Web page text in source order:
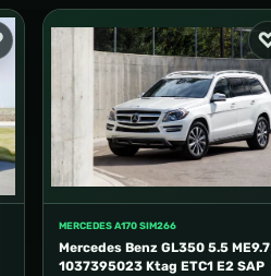
MERCEDES A170 SIM266
Mercedes Benz GL350 5.5 ME9.7
1037395023 Ktag ETC1 E2 SAP